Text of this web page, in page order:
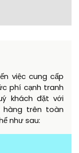
việc cung cấp
phí cạnh tranh
khách đặt với
hàng trên toàn
như sau: